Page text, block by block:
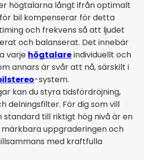
högtalarna långt ifrån optimalt
för bil kompenserar för detta
och frekvens så att ljudet
och balanserat. Det innebär
varje högtalareindividuellt och
annars är svår att nå, särskilt i
-system.
kan du styra tidsfördröjning,
delningsfilter. För dig som vill
till riktigt hög nivå är en
märkbara uppgraderingen och
med kraftfulla